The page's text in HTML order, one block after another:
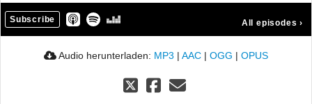
Subscribe All episodes ›
Audio herunterladen: MP3 | AAC | OGG | OPUS